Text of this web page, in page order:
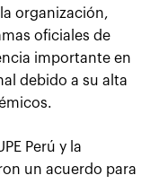
organización,
oficiales de
importante en
debido a su alta
Perú y la
un acuerdo para